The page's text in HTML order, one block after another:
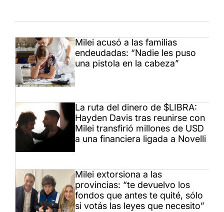
Milei acusó a las familias
endeudadas: “Nadie les puso
una pistola en la cabeza”
La ruta del dinero de $LIBRA:
Hayden Davis tras reunirse con
Milei transfirió millones de USD
a una financiera ligada a Novelli
Milei extorsiona a las
provincias: “te devuelvo los
fondos que antes te quité, sólo
si votás las leyes que necesito”